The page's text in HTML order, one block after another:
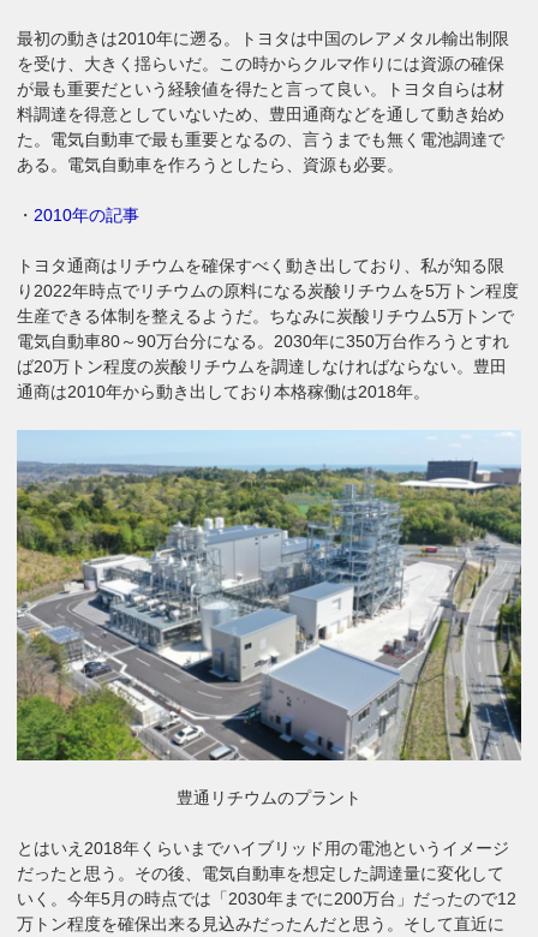
最初の動きは2010年に遡る。トヨタは中国のレアメタル輸出制限
を受け、大きく揺らいだ。この時からクルマ作りには資源の確保
が最も重要だという経験値を得たと言って良い。トヨタ自らは材
料調達を得意としていないため、豊田通商などを通して動き始め
た。電気自動車で最も重要となるの、言うまでも無く電池調達で
ある。電気自動車を作ろうとしたら、資源も必要。
・ 2010年の記事
トヨタ通商はリチウムを確保すべく動き出しており、私が知る限
り2022年時点でリチウムの原料になる炭酸リチウムを5万トン程度
生産できる体制を整えるようだ。ちなみに炭酸リチウム5万トンで
電気自動車80～90万台分になる。2030年に350万台作ろうとすれ
ば20万トン程度の炭酸リチウムを調達しなければならない。豊田
通商は2010年から動き出しており本格稼働は2018年。
豊通リチウムのプラント
とはいえ2018年くらいまでハイブリッド用の電池というイメージ
だったと思う。その後、電気自動車を想定した調達量に変化して
いく。今年5月の時点では「2030年までに200万台」だったので12
万トン程度を確保出来る見込みだったんだと思う。そして直近に